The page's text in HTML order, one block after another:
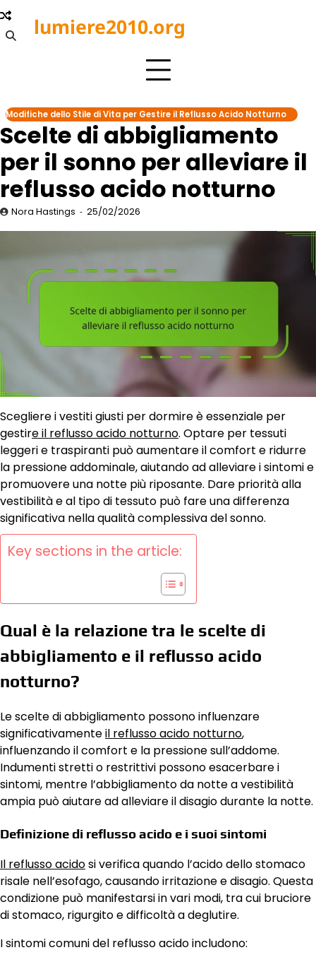
Skip
to
content
lumiere2010.org
Modifiche dello Stile di Vita per Gestire il Reflusso Acido Notturno
Scelte di abbigliamento
per il sonno per alleviare il
reflusso acido notturno
Nora Hastings 25/02/2026
Scegliere i vestiti giusti per dormire è essenziale per
gestire il reflusso acido notturno. Optare per tessuti
leggeri e traspiranti può aumentare il comfort e ridurre
la pressione addominale, aiutando ad alleviare i sintomi e
promuovere una notte più riposante. Dare priorità alla
vestibilità e al tipo di tessuto può fare una differenza
significativa nella qualità complessiva del sonno.
Key sections in the article:
Qual è la relazione tra le scelte di
abbigliamento e il reflusso acido
notturno?
Le scelte di abbigliamento possono influenzare
significativamenteil reflusso acido notturno,
influenzando il comfort e la pressione sull’addome.
Indumenti stretti o restrittivi possono esacerbare i
sintomi, mentre l’abbigliamento da notte a vestibilità
ampia può aiutare ad alleviare il disagio durante la notte.
Definizione di reflusso acido e i suoi sintomi
Il reflusso acidosi verifica quando l’acido dello stomaco
risale nell’esofago, causando irritazione e disagio. Questa
condizione può manifestarsi in vari modi, tra cui bruciore
di stomaco, rigurgito e difficoltà a deglutire.
I sintomi comuni del reflusso acido includono: